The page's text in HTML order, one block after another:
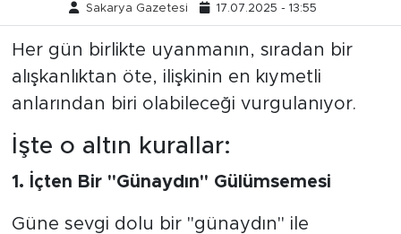
Sakarya Gazetesi 17.07.2025 - 13:55
Her gün birlikte uyanmanın, sıradan bir
alışkanlıktan öte, ilişkinin en kıymetli
anlarından biri olabileceği vurgulanıyor.
İşte o altın kurallar:
1. İçten Bir "Günaydın" Gülümsemesi
Güne sevgi dolu bir "günaydın" ile